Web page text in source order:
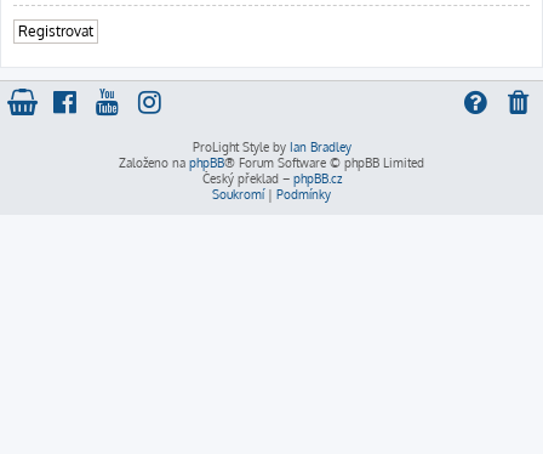
Registrovat
ProLight Style by Ian Bradley
Založeno na phpBB® Forum Software © phpBB Limited
Český překlad – phpBB.cz
Soukromí| Podmínky